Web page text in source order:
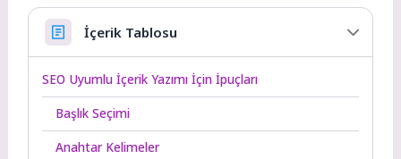
İçerik Tablosu
SEO Uyumlu İçerik Yazımı İçin İpuçları
Başlık Seçimi
Anahtar Kelimeler